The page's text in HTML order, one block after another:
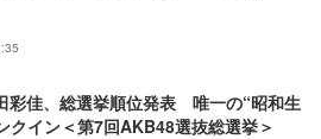
彩佳、総選挙順位発表 唯一の“昭和生
クイン＜第7回AKB48選抜総選挙＞